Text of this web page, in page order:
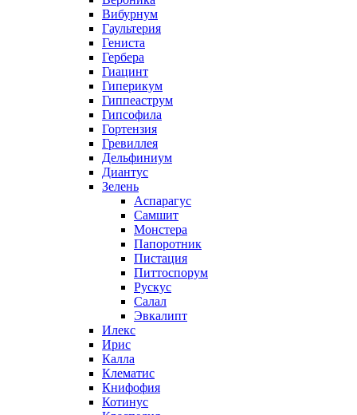
Вибурнум
Гаультерия
Гениста
Гербера
Гиацинт
Гиперикум
Гиппеаструм
Гипсофила
Гортензия
Гревиллея
Дельфиниум
Диантус
Зелень
Аспарагус
Самшит
Монстера
Папоротник
Пистация
Питтоспорум
Рускус
Салал
Эвкалипт
Илекс
Ирис
Калла
Клематис
Книфофия
Котинус